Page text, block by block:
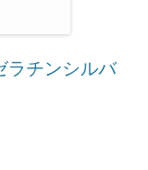
ラチンシルバ